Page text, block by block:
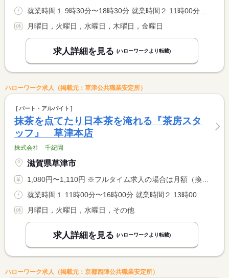
月曜日，火曜日，水曜日，木曜日，金曜日
求人詳細を見る (ハローワークより転載)
ハローワーク求人（掲載元：草津公共職業安定所）
パート・アルバイト
抹茶を点てたり日本茶を淹れる『茶房スタ
ッフ』 草津本店
株式会社 千紀園
滋賀県草津市
1,080円〜1,110円 ※フルタイム求人の場合は月額（換算額）、パート求人の場合は時間額を表示しています。
月曜日，火曜日，水曜日，その他
求人詳細を見る (ハローワークより転載)
ハローワーク求人（掲載元：京都西陣公共職業安定所）